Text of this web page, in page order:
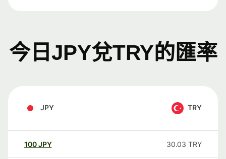
今日JPY兌TRY的匯率
JPY TRY
100JPY 30.03 TRY